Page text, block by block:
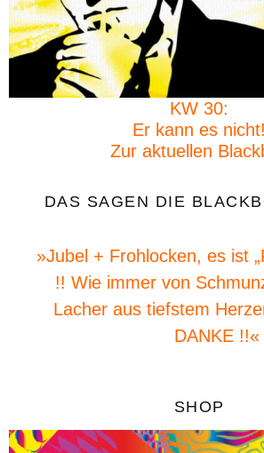
KW 30:
Er kann es nicht!
Zur aktuellen
DAS SAGEN DIE
»Jubel + Frohlocken, es ist
!! Wie immer von
Lacher aus tiefstem
DANKE !!«
SHOP